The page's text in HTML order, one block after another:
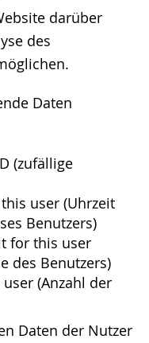
darüber
des
Daten
(zufällige
user (Uhrzeit
Benutzers)
for this user
des Benutzers)
(Anzahl der
Daten der Nutzer